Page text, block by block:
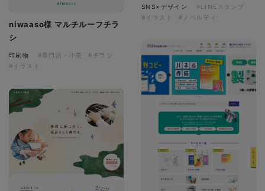
niwaaso様 マルチルーフチラ
シ
印刷物 #専門店・小売
#チラシ
#イラスト
SNS×デザイン
#LINEスタンプ
#イラスト
#ノベルティ